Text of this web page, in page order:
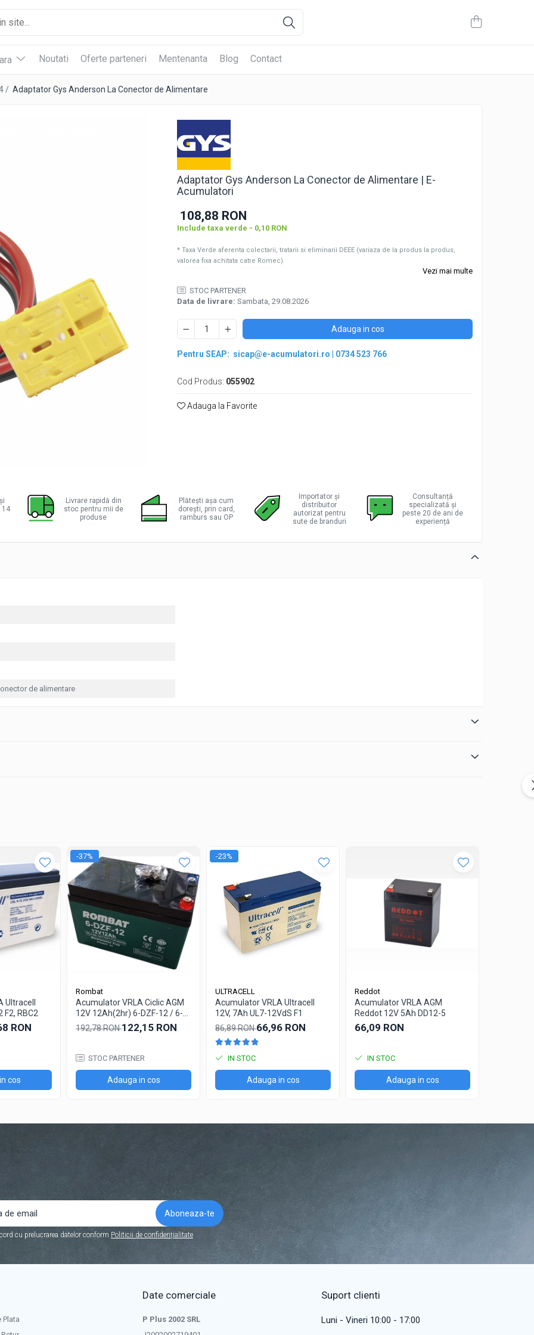
Noutati Oferte parteneri Mentenanta Blog Contact
/ Adaptator Gys Anderson La Conector de Alimentare
Adaptator Gys Anderson La Conector de Alimentare | E-
Acumulatori
108,88 RON
Include taxa verde - 0,10 RON
* Taxa Verde aferenta colectarii, tratarii si eliminarii DEEE (variaza de la produs la produs,
valorea fixa achitata catre Romec).
Vezi mai multe
STOC PARTENER
Data de livrare: Sambata, 29.08.2026
Adauga in cos
Pentru SEAP: sicap@e-acumulatori.ro | 0734 523 766
Cod Produs: 055902
Adauga la Favorite
14
Livrare rapidă din
stoc pentru mii de
produse
Plătești așa cum
dorești, prin card,
ramburs sau OP
Importator și
distribuitor
autorizat pentru
sute de branduri
Consultanță
specializată și
peste 20 de ani de
experiență
de alimentare
Ultracell
F2, RBC2
RON
cos
-37%
Rombat
Acumulator VRLA Ciclic AGM
12V 12Ah(2hr) 6-DZF-12 / 6-
DZM-12 pentru biciclete
electrice M5, prindere cu surub
192,78 RON122,15 RON
STOC PARTENER
Adauga in cos
-23%
ULTRACELL
Acumulator VRLA Ultracell
12V, 7Ah UL7-12VdS F1
86,89 RON66,96 RON
IN STOC
Adauga in cos
Reddot
Acumulator VRLA AGM
Reddot 12V 5Ah DD12-5
66,09 RON
IN STOC
Adauga in cos
cu prelucrarea datelor conform Politicii de confidențialitate
Plata
Date comerciale
P Plus 2002 SRL
Suport clienti
Luni - Vineri 10:00 - 17:00